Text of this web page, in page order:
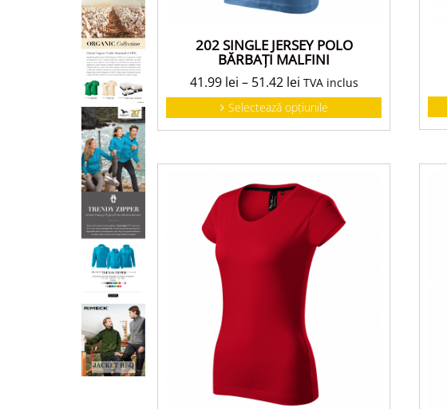
202 SINGLE JERSEY POLO
BĂRBAŢI MALFINI
41.99 lei – 51.42 lei TVA inclus
Selectează opțiunile